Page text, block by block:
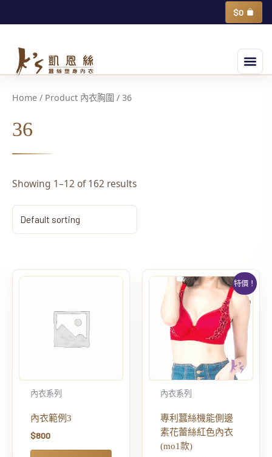
至
內
$0
物
籃
選
單
Home / Product 內衣胸圍 / 36
36
Showing 1–12 of 162 results
內衣系列
內衣範例3
$800
特價！
內衣系列
專利蠶絲機能側邊
素花蕾絲紅色內衣
(mo1款)